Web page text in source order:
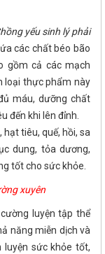
yếu sinh lý phải
các chất béo bão
gồm cả các mạch
loại thực phẩm này
máu, dưỡng chất
đến khi lên đỉnh.
tiêu, quế, hồi, sa
dung, tỏa dương,
tốt cho sức khỏe.
xuyên
luyện tập thể
năng miễn dịch và
luyện sức khỏe tốt,